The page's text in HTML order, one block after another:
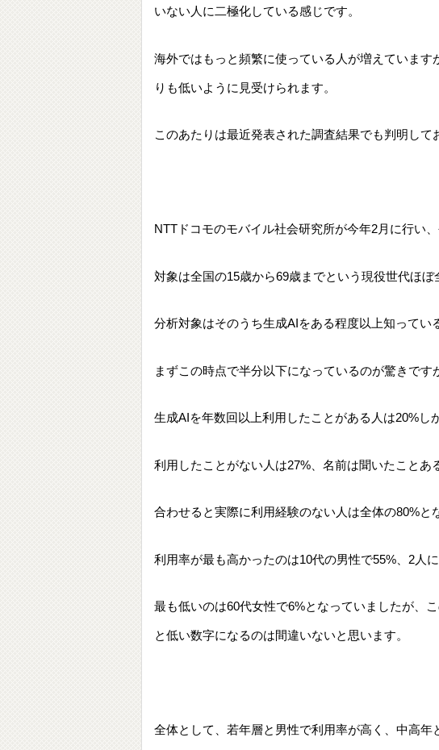
いない人に二極化している感じです。
海外ではもっと頻繁に使っている人が増えていま
りも低いように見受けられます。
このあたりは最近発表された調査結果でも判明して
NTTドコモのモバイル社会研究所が今年2月に行い
対象は全国の15歳から69歳までという現役世代ほぼ
分析対象はそのうち生成AIをある程度以上知ってい
まずこの時点で半分以下になっているのが驚きです
生成AIを年数回以上利用したことがある人は20%し
利用したことがない人は27%、名前は聞いたことあ
合わせると実際に利用経験のない人は全体の80%と
利用率が最も高かったのは10代の男性で55%、2人
最も低いのは60代女性で6%となっていましたが、
と低い数字になるのは間違いないと思います。
全体として、若年層と男性で利用率が高く、中高年